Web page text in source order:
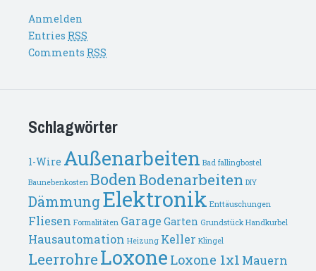
Anmelden
Entries RSS
Comments RSS
Schlagwörter
1-Wire Außenarbeiten Bad fallingbostel
Baunebenkosten BodenBodenarbeiten DIY
DämmungElektronik Enttäuschungen
Fliesen Formalitäten Garage Garten Grundstück Handkurbel
Hausautomation Heizung Keller Klingel
LeerrohreLoxone Loxone 1x1 Mauern